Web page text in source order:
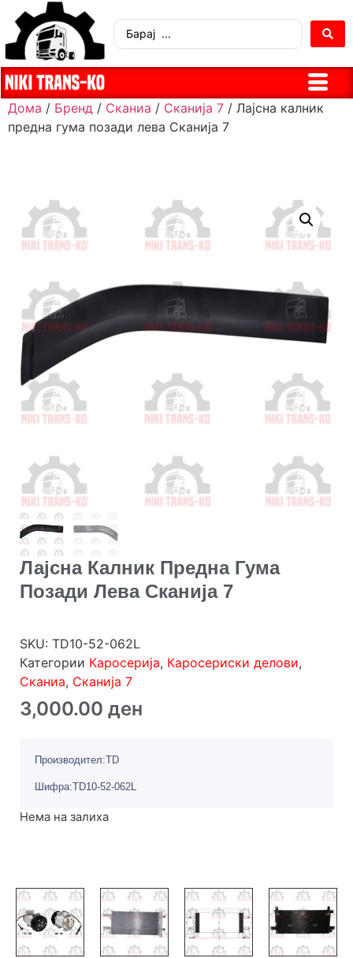
Дома / Бренд / Сканиа / Сканија 7 / Лајсна калник
предна гума позади лева Сканија 7
Лајсна Калник Предна Гума
Позади Лева Сканија 7
SKU: TD10-52-062L
Категории Каросерија, Каросериски делови,
Сканиа, Сканија 7
3,000.00 ден
Производител:TD
Шифра:TD10-52-062L
Нема на залиха